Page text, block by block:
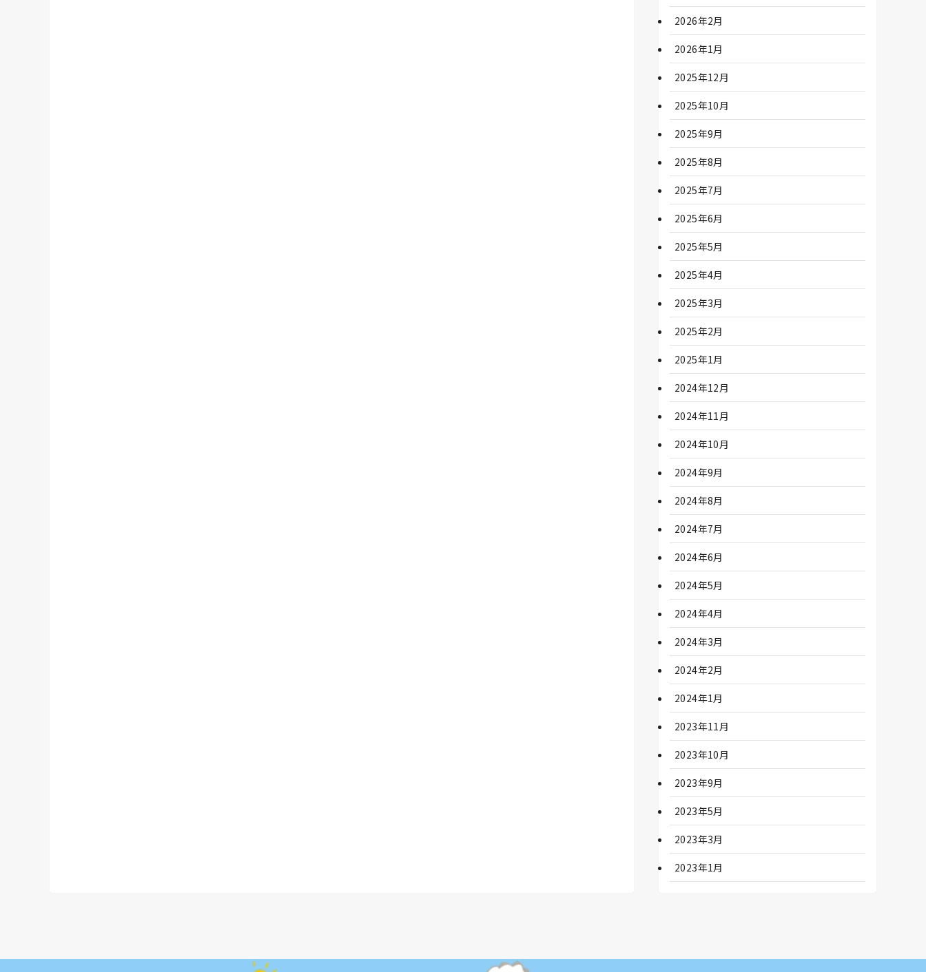
2026年2月
2026年1月
2025年12月
2025年10月
2025年9月
2025年8月
2025年7月
2025年6月
2025年5月
2025年4月
2025年3月
2025年2月
2025年1月
2024年12月
2024年11月
2024年10月
2024年9月
2024年8月
2024年7月
2024年6月
2024年5月
2024年4月
2024年3月
2024年2月
2024年1月
2023年11月
2023年10月
2023年9月
2023年5月
2023年3月
2023年1月